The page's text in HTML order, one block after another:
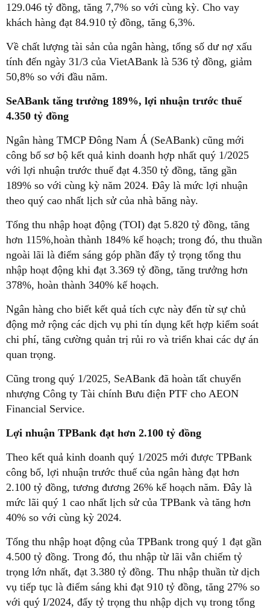
129.046 tỷ đồng, tăng 7,7% so với cùng kỳ. Cho vay
khách hàng đạt 84.910 tỷ đồng, tăng 6,3%.
Về chất lượng tài sản của ngân hàng, tổng số dư nợ xấu
tính đến ngày 31/3 của VietABank là 536 tỷ đồng, giảm
50,8% so với đầu năm.
SeABank tăng trưởng 189%, lợi nhuận trước thuế
4.350 tỷ đồng
Ngân hàng TMCP Đông Nam Á (SeABank) cũng mới
công bố sơ bộ kết quả kinh doanh hợp nhất quý 1/2025
với lợi nhuận trước thuế đạt 4.350 tỷ đồng, tăng gần
189% so với cùng kỳ năm 2024. Đây là mức lợi nhuận
theo quý cao nhất lịch sử của nhà băng này.
Tổng thu nhập hoạt động (TOI) đạt 5.820 tỷ đồng, tăng
hơn 115%,hoàn thành 184% kế hoạch; trong đó, thu thuần
ngoài lãi là điểm sáng góp phần đẩy tỷ trọng tổng thu
nhập hoạt động khi đạt 3.369 tỷ đồng, tăng trưởng hơn
378%, hoàn thành 340% kế hoạch.
Ngân hàng cho biết kết quả tích cực này đến từ sự chủ
động mở rộng các dịch vụ phi tín dụng kết hợp kiểm soát
chi phí, tăng cường quản trị rủi ro và triển khai các dự án
quan trọng.
Cũng trong quý 1/2025, SeABank đã hoàn tất chuyển
nhượng Công ty Tài chính Bưu điện PTF cho AEON
Financial Service.
Lợi nhuận TPBank đạt hơn 2.100 tỷ đồng
Theo kết quả kinh doanh quý 1/2025 mới được TPBank
công bố, lợi nhuận trước thuế của ngân hàng đạt hơn
2.100 tỷ đồng, tương đương 26% kế hoạch năm. Đây là
mức lãi quý 1 cao nhất lịch sử của TPBank và tăng hơn
40% so với cùng kỳ 2024.
Tổng thu nhập hoạt động của TPBank trong quý 1 đạt gần
4.500 tỷ đồng. Trong đó, thu nhập từ lãi vẫn chiếm tỷ
trọng lớn nhất, đạt 3.380 tỷ đồng. Thu nhập thuần từ dịch
vụ tiếp tục là điểm sáng khi đạt 910 tỷ đồng, tăng 27% so
với quý I/2024, đẩy tỷ trọng thu nhập dịch vụ trong tổng